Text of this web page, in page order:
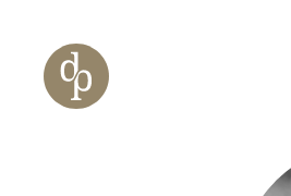
Zur Navigation springen
Zur Website-Suche springen